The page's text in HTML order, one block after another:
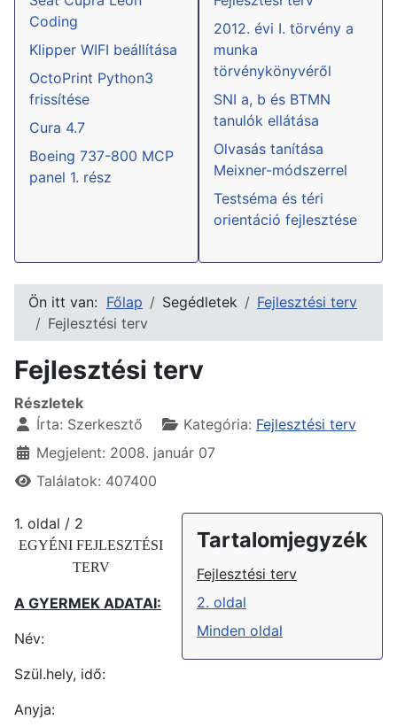
Coding
Klipper WIFI beállítása
OctoPrint Python3
frissítése
Cura 4.7
Boeing 737-800 MCP
panel 1. rész
2012. évi I. törvény a
munka
törvénykönyvéről
SNI a, b és BTMN
tanulók ellátása
Olvasás tanítása
Meixner-módszerrel
Testséma és téri
orientáció fejlesztése
Ön itt van: Főlap Segédletek
Fejlesztési terv
Fejlesztési terv
Fejlesztési terv
Részletek
Írta: Szerkesztő Kategória: Fejlesztési terv
Megjelent: 2008. január 07
Találatok: 407400
Tartalomjegyzék
Fejlesztési terv
2. oldal
Minden oldal
1. oldal / 2
EGYÉNI FEJLESZTÉSI
TERV
A GYERMEK ADATAI:
Név:
Szül.hely, idő:
Anyja: